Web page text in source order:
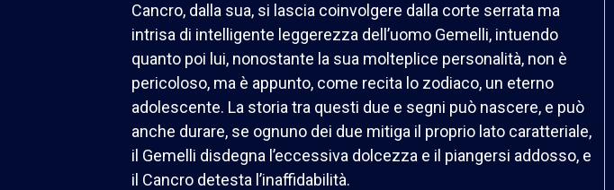
Cancro, dalla sua, si lascia coinvolgere dalla corte serrata ma
intrisa di intelligente leggerezza dell’uomo Gemelli, intuendo
quanto poi lui, nonostante la sua molteplice personalità, non è
pericoloso, ma è appunto, come recita lo zodiaco, un eterno
adolescente. La storia tra questi due e segni può nascere, e può
anche durare, se ognuno dei due mitiga il proprio lato caratteriale,
il Gemelli disdegna l’eccessiva dolcezza e il piangersi addosso, e
il Cancro detesta l’inaffidabilità.